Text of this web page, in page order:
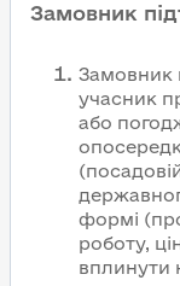
Замовник
Замовник
учасник
або
формі
роботу,
вплинути